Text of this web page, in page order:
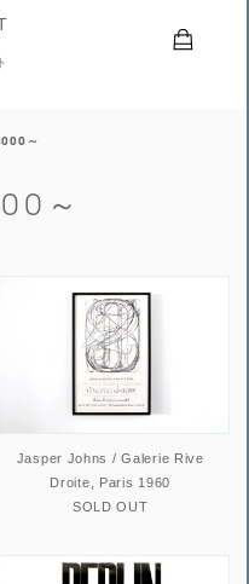
～
～
Jasper Johns / Galerie Rive
Droite, Paris 1960
SOLD OUT